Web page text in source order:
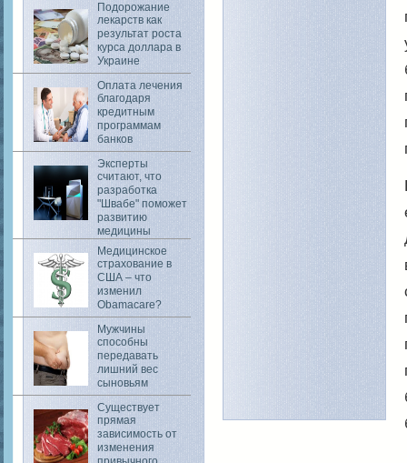
Подорожание
лекарств как
результат роста
курса доллара в
Украине
Оплата лечения
благодаря
кредитным
программам
банков
Эксперты
считают, что
разработка
"Швабе" поможет
развитию
медицины
Медицинское
страхование в
США – что
изменил
Obamacare?
Мужчины
способны
передавать
лишний вес
сыновьям
Существует
прямая
зависимость от
изменения